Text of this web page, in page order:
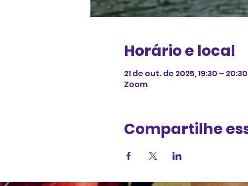
Horário e local
21 de out. de 2025, 19:30 – 20:30
Zoom
Compartilhe